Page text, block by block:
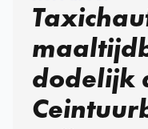
dodelijk